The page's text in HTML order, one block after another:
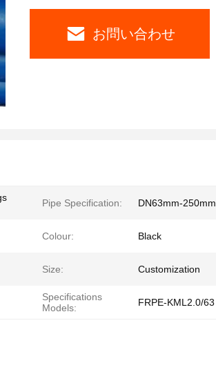
お問い合わせ
Pipe Specification: DN63mm-250mm
Colour: Black
Size: Customization
Specifications
Models:
FRPE-KML2.0/63